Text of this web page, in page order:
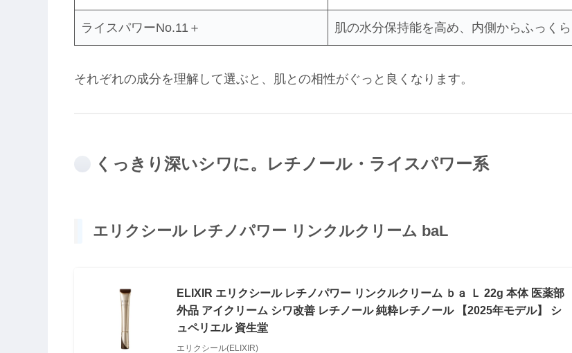
ライスパワーNo.11＋ 肌の水分保持能を高め、内側からふっくら
それぞれの成分を理解して選ぶと、肌との相性がぐっと良くなります。
くっきり深いシワに。レチノール・ライスパワー系
エリクシール レチノパワー リンクルクリーム baL
ELIXIR エリクシール レチノパワー リンクルクリーム ｂａ Ｌ 22g 本体 医薬部
外品 アイクリーム シワ改善 レチノール 純粋レチノール 【2025年モデル】 シ
ュペリエル 資生堂
エリクシール(ELIXIR)